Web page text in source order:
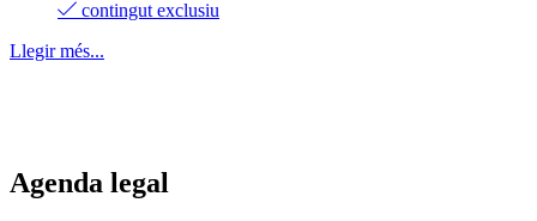
contingut exclusiu
Llegir més...
Agenda legal